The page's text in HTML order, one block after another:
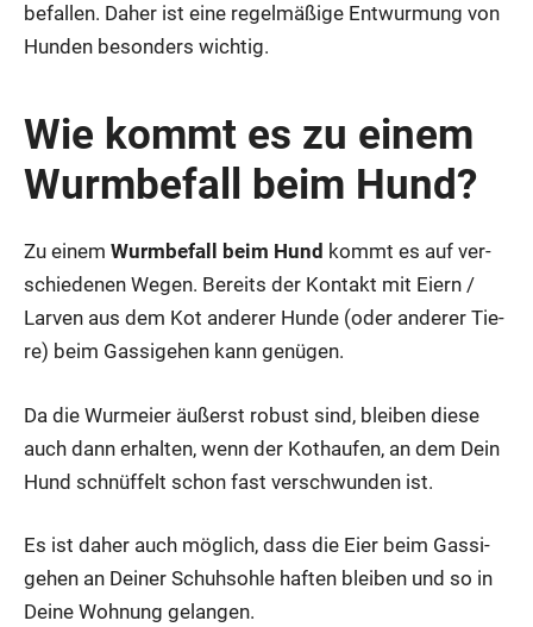
befal­len. Daher ist eine regel­mä­ßi­ge Ent­wur­mung von
Hun­den beson­ders wich­tig.
Wie kommt es zu einem
Wurm­be­fall beim Hund?
Zu einem Wurm­be­fall beim Hund kommt es auf ver­
schie­de­nen Wegen. Bereits der Kon­takt mit Eiern /
Lar­ven aus dem Kot ande­rer Hun­de (oder ande­rer Tie­
re) beim Gas­si­ge­hen kann genü­gen.
Da die Wurm­ei­er äußerst robust sind, blei­ben die­se
auch dann erhal­ten, wenn der Kot­hau­fen, an dem Dein
Hund schnüf­felt schon fast ver­schwun­den ist.
Es ist daher auch mög­lich, dass die Eier beim Gas­si­
ge­hen an Dei­ner Schuh­soh­le haf­ten blei­ben und so in
Dei­ne Woh­nung gelan­gen.